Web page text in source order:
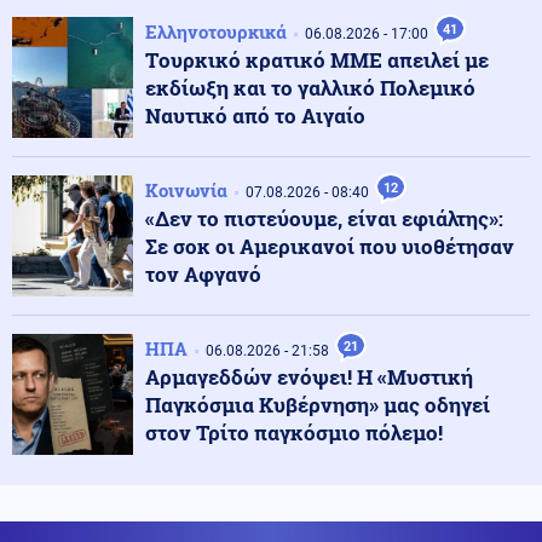
προχωρημένη σήψη εντοπίστηκε σε σπηλιά
Πολιτική 08.08.2026 - 13:58
Σκέρτσος κατα ΠΑΣΟΚ για τα στοιχεία του ΟΟΣΑ:
«Επιλεκτική κοπτοραπτική» στα στοιχεία για τα
εισοδήματα
Οικονομία 08.08.2026 - 13:56
Στουρνάρας: Ευπρόσδεκτες οι ξένες συμμετοχές στις
ελληνικές τράπεζες
Μέση Ανατολή 08.08.2026 - 13:51
Για αυτό θα συγκρουστούν Ισραήλ και Τουρκία:
Τούρκος πρώην στρατιωτικός διορίστηκε ως ο
διοικητής της 62ης Μεραρχίας ΠΖ του συριακού
στρατού
Κόσμος 08.08.2026 - 13:42
Ελληνοτουρκικά 06.08.2026 - 17:00 41
Tουρκικό κρατικό ΜΜΕ απειλεί με
εκδίωξη και το γαλλικό Πολεμικό
Ναυτικό από το Αιγαίο
Κοινωνία 07.08.2026 - 08:40 12
«Δεν το πιστεύουμε, είναι εφιάλτης»:
Σε σοκ οι Αμερικανοί που υιοθέτησαν
τον Αφγανό
ΗΠΑ 06.08.2026 - 21:58 21
Αρμαγεδδών ενόψει! Η «Μυστική
Παγκόσμια Κυβέρνηση» μας οδηγεί
στον Τρίτο παγκόσμιο πόλεμο!